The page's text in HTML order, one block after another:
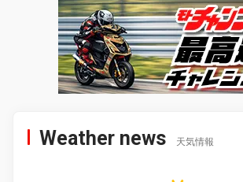
Weather news 天気情報